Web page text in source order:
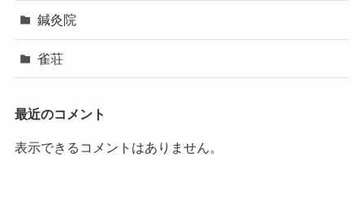
鍼灸院
雀荘
最近のコメント
表示できるコメントはありません。